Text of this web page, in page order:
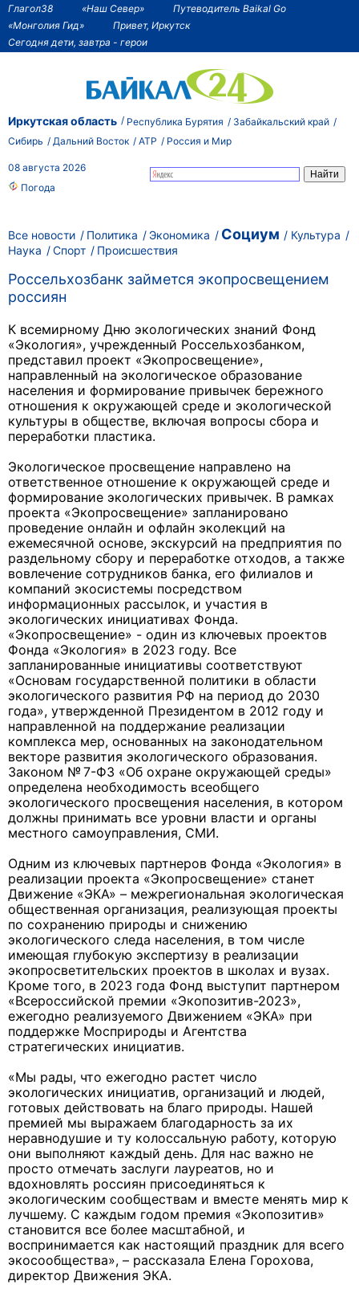
Глагол38 «Наш Север»
Путеводитель Baikal Go
«Монголия Гид»
Привет, Иркутск
Сегодня дети, завтра - герои
Иркутская область Республика Бурятия
Забайкальский край
Сибирь
Дальний Восток АТР Россия и Мир
08 августа 2026
Погода
Все новости Политика Экономика Социум
Культура
Наука
Спорт Происшествия
Россельхозбанк займется экопросвещением
россиян
К всемирному Дню экологических знаний Фонд
«Экология», учрежденный Россельхозбанком,
представил проект «Экопросвещение»,
направленный на экологическое образование
населения и формирование привычек бережного
отношения к окружающей среде и экологической
культуры в обществе, включая вопросы сбора и
переработки пластика.
Экологическое просвещение направлено на
ответственное отношение к окружающей среде и
формирование экологических привычек. В рамках
проекта «Экопросвещение» запланировано
проведение онлайн и офлайн эколекций на
ежемесячной основе, экскурсий на предприятия по
раздельному сбору и переработке отходов, а также
вовлечение сотрудников банка, его филиалов и
компаний экосистемы посредством
информационных рассылок, и участия в
экологических инициативах Фонда.
«Экопросвещение» - один из ключевых проектов
Фонда «Экология» в 2023 году. Все
запланированные инициативы соответствуют
«Основам государственной политики в области
экологического развития РФ на период до 2030
года», утвержденной Президентом в 2012 году и
направленной на поддержание реализации
комплекса мер, основанных на законодательном
векторе развития экологического образования.
Законом № 7-ФЗ «Об охране окружающей среды»
определена необходимость всеобщего
экологического просвещения населения, в котором
должны принимать все уровни власти и органы
местного самоуправления, СМИ.
Одним из ключевых партнеров Фонда «Экология» в
реализации проекта «Экопросвещение» станет
Движение «ЭКА» – межрегиональная экологическая
общественная организация, реализующая проекты
по сохранению природы и снижению
экологического следа населения, в том числе
имеющая глубокую экспертизу в реализации
экопросветительских проектов в школах и вузах.
Кроме того, в 2023 года Фонд выступит партнером
«Всероссийской премии «Экопозитив-2023»,
ежегодно реализуемого Движением «ЭКА» при
поддержке Мосприроды и Агентства
стратегических инициатив.
«Мы рады, что ежегодно растет число
экологических инициатив, организаций и людей,
готовых действовать на благо природы. Нашей
премией мы выражаем благодарность за их
неравнодушие и ту колоссальную работу, которую
они выполняют каждый день. Для нас важно не
просто отмечать заслуги лауреатов, но и
вдохновлять россиян присоединяться к
экологическим сообществам и вместе менять мир к
лучшему. С каждым годом премия «Экопозитив»
становится все более масштабной, и
воспринимается как настоящий праздник для всего
экосообщества», – рассказала Елена Горохова,
директор Движения ЭКА.